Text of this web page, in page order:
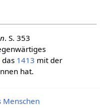
. S. 353
das1413